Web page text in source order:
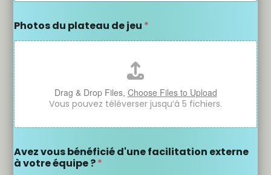
Photos du plateau de jeu *
Drag & Drop Files, Choose Files to Upload
Vous pouvez téléverser jusqu’à 5 fichiers.
Avez vous bénéficié d'une facilitation externe
à votre équipe ?*